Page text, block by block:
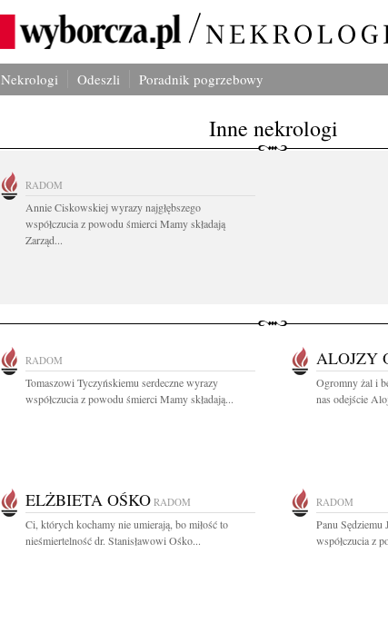
Nekrologi Odeszli Poradnik pogrzebowy
Inne nekrologi
RADOM
Annie Ciskowskiej wyrazy najgłębszego
współczucia z powodu śmierci Mamy składają
Zarząd...
RADOM
Tomaszowi Tyczyńskiemu serdeczne wyrazy
współczucia z powodu śmierci Mamy składają...
ALOJZY
Ogromny żal i
nas odejście
ELŻBIETA OŚKO RADOM
Ci, których kochamy nie umierają, bo miłość to
nieśmiertelność dr. Stanisławowi Ośko...
RADOM
Panu Sędziemu
współczucia z